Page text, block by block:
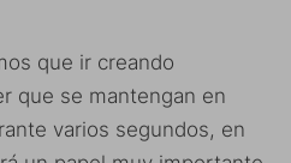
que ir creando
que se mantengan en
varios segundos, en